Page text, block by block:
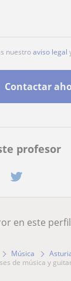
profesor
nuestroaviso legal
Contactar
en este
Música
de música y